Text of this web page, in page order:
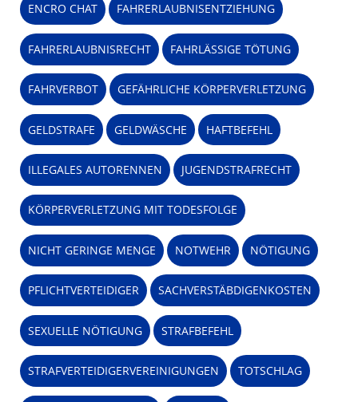
ENCRO CHAT FAHRERLAUBNISENTZIEHUNG
FAHRERLAUBNISRECHT FAHRLÄSSIGE TÖTUNG
FAHRVERBOT GEFÄHRLICHE KÖRPERVERLETZUNG
GELDSTRAFE GELDWÄSCHE HAFTBEFEHL
ILLEGALES AUTORENNEN JUGENDSTRAFRECHT
KÖRPERVERLETZUNG MIT TODESFOLGE
NICHT GERINGE MENGE NOTWEHR NÖTIGUNG
PFLICHTVERTEIDIGER SACHVERSTÄBDIGENKOSTEN
SEXUELLE NÖTIGUNG STRAFBEFEHL
STRAFVERTEIDIGERVEREINIGUNGEN TOTSCHLAG